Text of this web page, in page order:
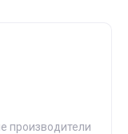
производители